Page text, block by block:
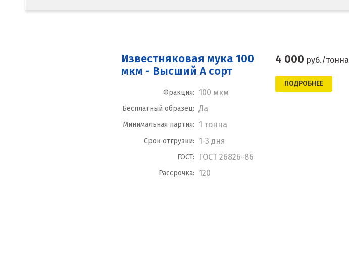
Известняковая мука 100
мкм - Высший А сорт
Фракция: 100 мкм
Бесплатный образец: Да
Минимальная партия: 1 тонна
Срок отгрузки: 1-3 дня
ГОСТ: ГОСТ 26826-86
Рассрочка: 120
4 000 руб./тонна
ПОДРОБНЕЕ